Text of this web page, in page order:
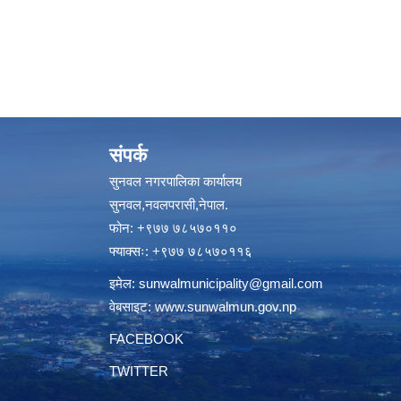
संपर्क
सुनवल नगरपालिका कार्यालय
सुनवल,नवलपरासी,नेपाल.
फोन: +९७७ ७८५७०११०
फ्याक्सः: +९७७ ७८५७०११६
इमेल: sunwalmunicipality@gmail.com
वेबसाइट:www.sunwalmun.gov.np
FACEBOOK
TWITTER